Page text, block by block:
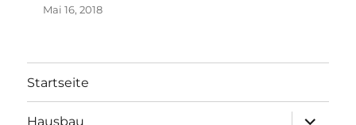
Mai 16, 2018
Startseite
Hausbau